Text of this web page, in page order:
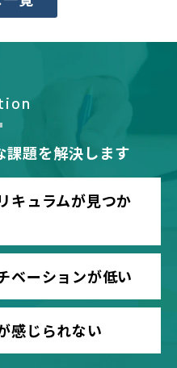
課題を解決します
キュラムが見つか
ベーションが低い
感じられない